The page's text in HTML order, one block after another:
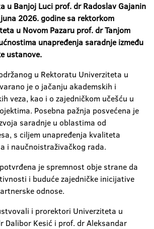
u Banjoj Luci prof. dr Radoslav Gajanin
2026. godine sa rektorkom
u Novom Pazaru prof. dr Tanjom
unapređenja saradnje između
ustanove.
u Rektoratu Univerziteta u
je o jačanju akademskih i
veza, kao i o zajedničkom učešću u
Posebna pažnja posvećena je
saradnje u oblastima od
s ciljem unapređenja kvaliteta
i naučnoistraživačkog rada.
je spremnost obje strane da
i buduće zajedničke inicijative
odnose.
i prorektori Univerziteta u
Dalibor Kesić i prof. dr Aleksandar